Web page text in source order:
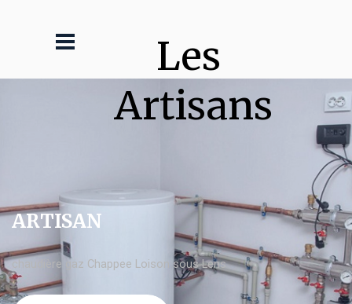
Les
Artisans
ARTISAN
chaudière gaz Chappee Loison sous Lens